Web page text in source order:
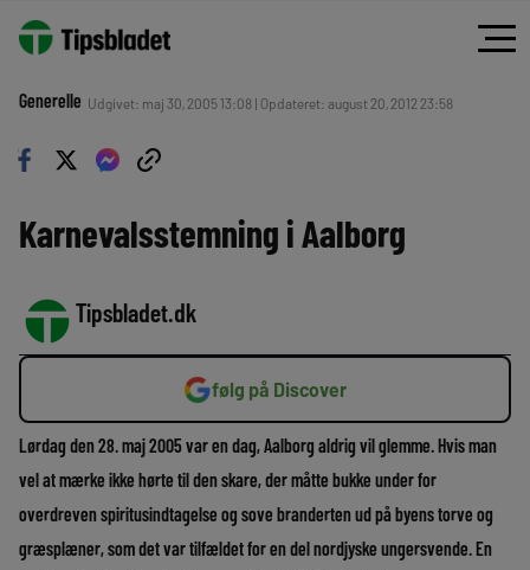
Generelle Udgivet: maj 30, 2005 13:08 | Opdateret: august 20, 2012 23:58
Karnevalsstemning i Aalborg
Tipsbladet.dk
følg på Discover
Lørdag den 28. maj 2005 var en dag, Aalborg aldrig vil glemme. Hvis man
vel at mærke ikke hørte til den skare, der måtte bukke under for
overdreven spiritusindtagelse og sove branderten ud på byens torve og
græsplæner, som det var tilfældet for en del nordjyske ungersvende. En